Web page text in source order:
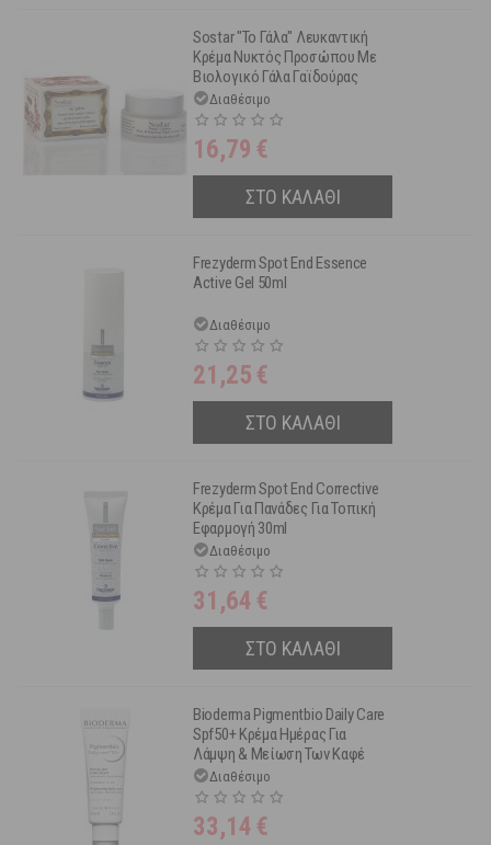
Sostar "Το Γάλα" Λευκαντική
Κρέμα Νυκτός Προσώπου Με
Βιολογικό Γάλα Γαϊδούρας
50mlΔιαθέσιμο
16,79 €
ΣΤΟ ΚΑΛΑΘΙ
Frezyderm Spot End Essence
Active Gel 50ml
Διαθέσιμο
21,25 €
ΣΤΟ ΚΑΛΑΘΙ
Frezyderm Spot End Corrective
Κρέμα Για Πανάδες Για Τοπική
Εφαρμογή 30ml
Διαθέσιμο
31,64 €
ΣΤΟ ΚΑΛΑΘΙ
Bioderma Pigmentbio Daily Care
Spf50+ Κρέμα Ημέρας Για
Λάμψη & Μείωση Των Καφέ
Κηλίδων 40ml
Διαθέσιμο
33,14 €